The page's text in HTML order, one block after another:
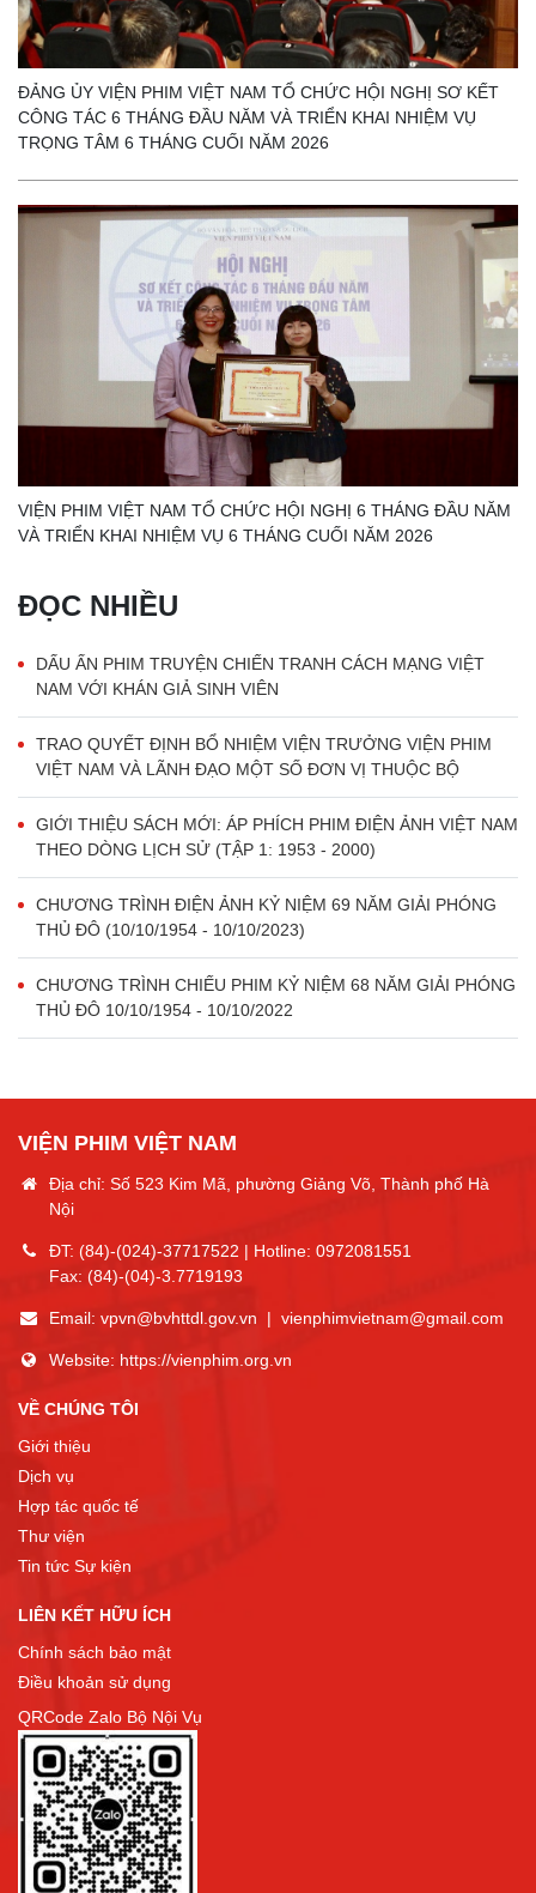
ĐẢNG ỦY VIỆN PHIM VIỆT NAM TỔ CHỨC HỘI NGHỊ SƠ KẾT
CÔNG TÁC 6 THÁNG ĐẦU NĂM VÀ TRIỂN KHAI NHIỆM VỤ
TRỌNG TÂM 6 THÁNG CUỐI NĂM 2026
VIỆN PHIM VIỆT NAM TỔ CHỨC HỘI NGHỊ 6 THÁNG ĐẦU NĂM
VÀ TRIỂN KHAI NHIỆM VỤ 6 THÁNG CUỐI NĂM 2026
ĐỌC NHIỀU
DẤU ẤN PHIM TRUYỆN CHIẾN TRANH CÁCH MẠNG VIỆT
NAM VỚI KHÁN GIẢ SINH VIÊN
TRAO QUYẾT ĐỊNH BỔ NHIỆM VIỆN TRƯỞNG VIỆN PHIM
VIỆT NAM VÀ LÃNH ĐẠO MỘT SỐ ĐƠN VỊ THUỘC BỘ
GIỚI THIỆU SÁCH MỚI: ÁP PHÍCH PHIM ĐIỆN ẢNH VIỆT NAM
THEO DÒNG LỊCH SỬ (TẬP 1: 1953 - 2000)
CHƯƠNG TRÌNH ĐIỆN ẢNH KỶ NIỆM 69 NĂM GIẢI PHÓNG
THỦ ĐÔ (10/10/1954 - 10/10/2023)
CHƯƠNG TRÌNH CHIẾU PHIM KỶ NIỆM 68 NĂM GIẢI PHÓNG
THỦ ĐÔ 10/10/1954 - 10/10/2022
VIỆN PHIM VIỆT NAM
Địa chỉ: Số 523 Kim Mã, phường Giảng Võ, Thành phố Hà
Nội
ĐT: (84)-(024)-37717522 | Hotline: 0972081551
Fax: (84)-(04)-3.7719193
Email: vpvn@bvhttdl.gov.vn | vienphimvietnam@gmail.com
Website: https://vienphim.org.vn
VỀ CHÚNG TÔI
Giới thiệu
Dịch vụ
Hợp tác quốc tế
Thư viện
Tin tức Sự kiện
LIÊN KẾT HỮU ÍCH
Chính sách bảo mật
Điều khoản sử dụng
QRCode Zalo Bộ Nội Vụ